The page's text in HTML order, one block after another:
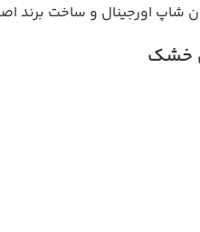
اورجینال و ساخت برند
خشک